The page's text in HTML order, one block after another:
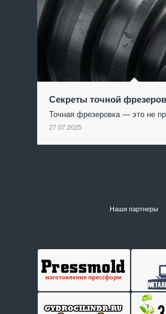
Секреты точной
Точная фрезеровка — это не
27.07.2025
Наши партнеры